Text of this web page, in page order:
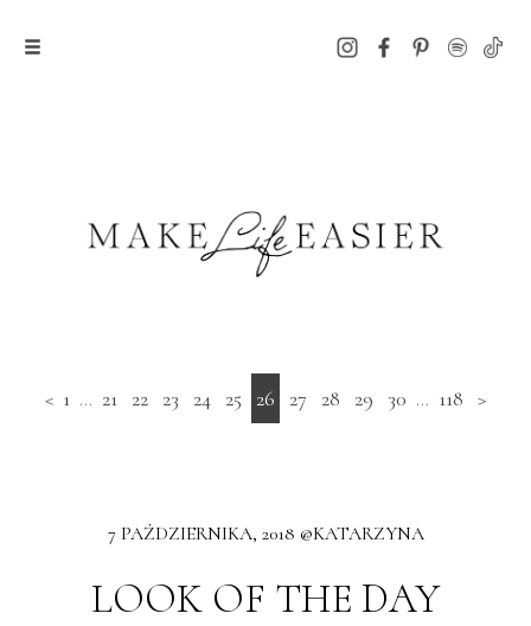
< 1 ... 21 22 23 24 25 26 27 28 29 30 ... 118 >
7 PAŹDZIERNIKA, 2018 @KATARZYNA
LOOK OF THE DAY